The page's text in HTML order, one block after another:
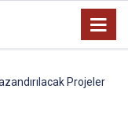
Projeler